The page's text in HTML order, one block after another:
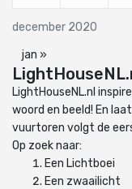
december 2020
jan »
LightHouseNL.nl
woord en beeld! En
vuurtoren volgt de
Op zoek naar:
Een Lichtboei
Een zwaailicht